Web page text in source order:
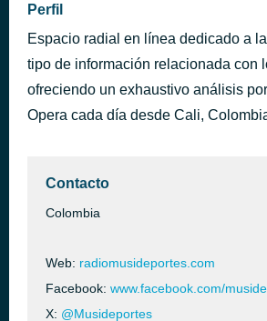
Pegaito suavecito
Elvis Crespo feat. Fito Blanko
Chucuchá
Perfil
Espacio radial en línea dedicado a
tipo de información relacionada con
ofreciendo un exhaustivo análisis
Opera cada día desde Cali,
Contacto
Colombia
Web: radiomusideportes.com
Facebook: www.facebook.com/
X: @Musideportes